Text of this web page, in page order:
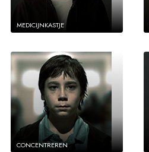
MEDICIJNKASTJE
CONCENTREREN